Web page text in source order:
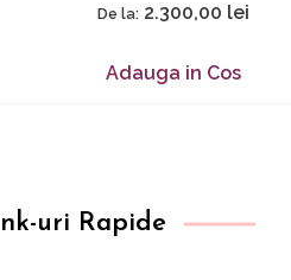
De la: 2.300,00 lei
Adauga in Cos
uri Rapide